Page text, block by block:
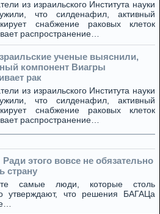
из израильского Института науки
что силденафил, активный
снабжение раковых клеток
распространение…
ученые выяснили,
компонент Виагры
рак
из израильского Института науки
что силденафил, активный
снабжение раковых клеток
распространение…
Ради этого вовсе не обязательно
страну
самые люди, которые столь
утверждают, что решения БАГАЦа